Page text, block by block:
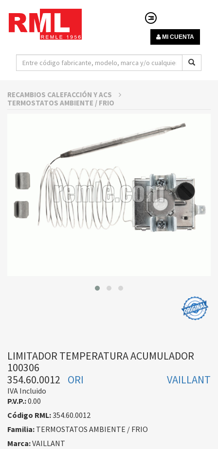
MI CUENTA
RECAMBIOS CALEFACCIÓN Y ACS
TERMOSTATOS AMBIENTE / FRIO
LIMITADOR TEMPERATURA ACUMULADOR
100306
354.60.0012
VAILLANT
ORI
IVA Incluido
P.V.P.:0.00
Código RML:354.60.0012
Familia: TERMOSTATOS AMBIENTE / FRIO
Marca:VAILLANT